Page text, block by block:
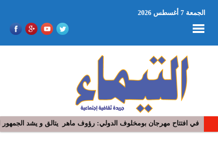
الجمعة 7 أغسطس 2026
في افتتاح مهرجان بومخلوف الدولي: رؤوف ماهر يتالق و يشد الجمهور